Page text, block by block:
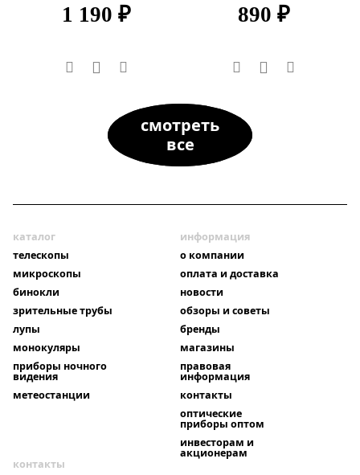
1 190 ₽ 890 ₽
смотреть
все
каталог
телескопы
микроскопы
бинокли
зрительные трубы
лупы
монокуляры
приборы ночного
видения
метеостанции
информация
о компании
оплата и доставка
новости
обзоры и советы
бренды
магазины
правовая
информация
контакты
оптические
приборы оптом
инвесторам и
акционерам
контакты